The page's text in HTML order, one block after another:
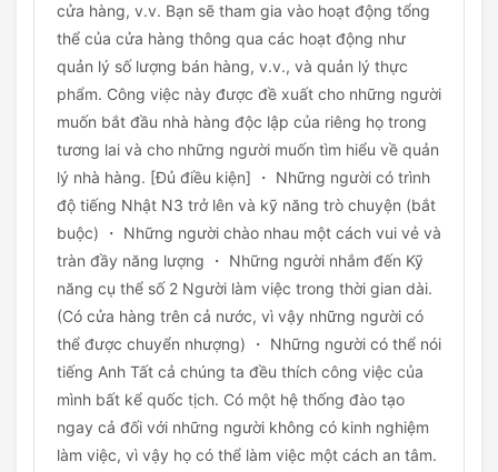
cửa hàng, v.v. Bạn sẽ tham gia vào hoạt động tổng
thể của cửa hàng thông qua các hoạt động như
quản lý số lượng bán hàng, v.v., và quản lý thực
phẩm. Công việc này được đề xuất cho những người
muốn bắt đầu nhà hàng độc lập của riêng họ trong
tương lai và cho những người muốn tìm hiểu về quản
lý nhà hàng. [Đủ điều kiện] ・ Những người có trình
độ tiếng Nhật N3 trở lên và kỹ năng trò chuyện (bắt
buộc) ・ Những người chào nhau một cách vui vẻ và
tràn đầy năng lượng ・ Những người nhắm đến Kỹ
năng cụ thể số 2 Người làm việc trong thời gian dài.
(Có cửa hàng trên cả nước, vì vậy những người có
thể được chuyển nhượng) ・ Những người có thể nói
tiếng Anh Tất cả chúng ta đều thích công việc của
mình bất kể quốc tịch. Có một hệ thống đào tạo
ngay cả đối với những người không có kinh nghiệm
làm việc, vì vậy họ có thể làm việc một cách an tâm.